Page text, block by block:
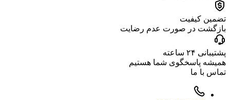
تضمین کیفیت
بازگشت در صورت عدم رضایت
پشتیبانی ۲۴ ساعته
همیشه پاسخگوی شما هستیم
تماس با ما